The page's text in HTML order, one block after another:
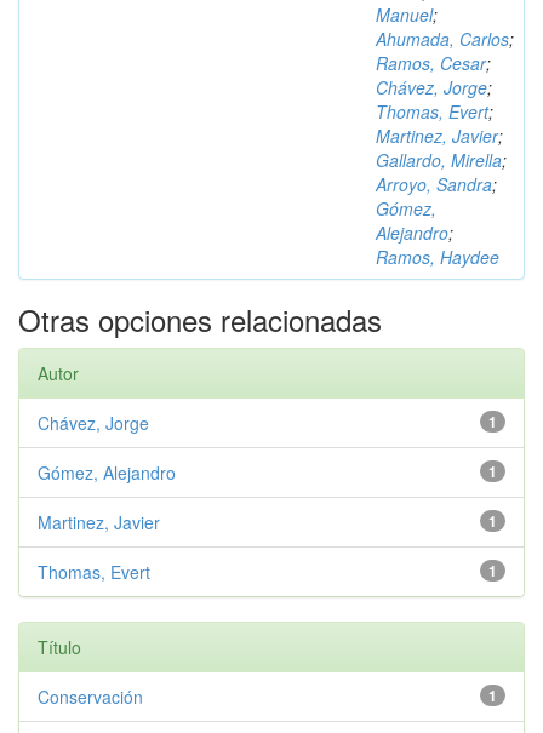
Manuel;
Ahumada, Carlos;
Ramos, Cesar;
Chávez, Jorge;
Thomas, Evert;
Martinez, Javier;
Gallardo, Mirella;
Arroyo, Sandra;
Gómez,
Alejandro;
Ramos, Haydee
Otras opciones relacionadas
Autor
1
Chávez, Jorge
1
Gómez, Alejandro
1
Martinez, Javier
1
Thomas, Evert
Título
1
Conservación